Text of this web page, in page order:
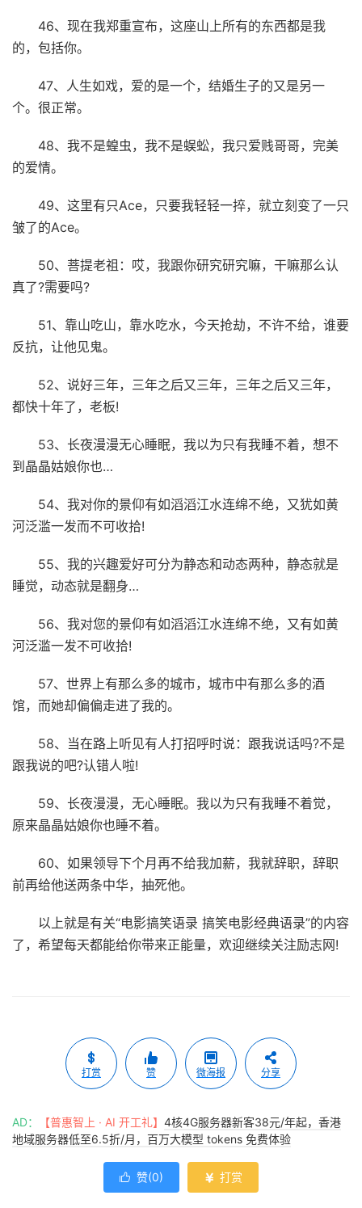
46、现在我郑重宣布，这座山上所有的东西都是我
的，包括你。
47、人生如戏，爱的是一个，结婚生子的又是另一
个。很正常。
48、我不是蝗虫，我不是蜈蚣，我只爱贱哥哥，完美
的爱情。
49、这里有只Ace，只要我轻轻一捽，就立刻变了一只
皱了的Ace。
50、菩提老祖：哎，我跟你研究研究嘛，干嘛那么认
真了?需要吗?
51、靠山吃山，靠水吃水，今天抢劫，不许不给，谁要
反抗，让他见鬼。
52、说好三年，三年之后又三年，三年之后又三年，
都快十年了，老板!
53、长夜漫漫无心睡眠，我以为只有我睡不着，想不
到晶晶姑娘你也…
54、我对你的景仰有如滔滔江水连绵不绝，又犹如黄
河泛滥一发而不可收拾!
55、我的兴趣爱好可分为静态和动态两种，静态就是
睡觉，动态就是翻身…
56、我对您的景仰有如滔滔江水连绵不绝，又有如黄
河泛滥一发不可收拾!
57、世界上有那么多的城市，城市中有那么多的酒
馆，而她却偏偏走进了我的。
58、当在路上听见有人打招呼时说：跟我说话吗?不是
跟我说的吧?认错人啦!
59、长夜漫漫，无心睡眠。我以为只有我睡不着觉，
原来晶晶姑娘你也睡不着。
60、如果领导下个月再不给我加薪，我就辞职，辞职
前再给他送两条中华，抽死他。
以上就是有关“电影搞笑语录 搞笑电影经典语录”的内容
了，希望每天都能给你带来正能量，欢迎继续关注励志网!
打赏 赞 微海报 分享
AD： 【普惠智上 · AI 开工礼】 4核4G服务器新客38元/年起，香港
地域服务器低至6.5折/月，百万大模型 tokens 免费体验
 赞(0)  打赏